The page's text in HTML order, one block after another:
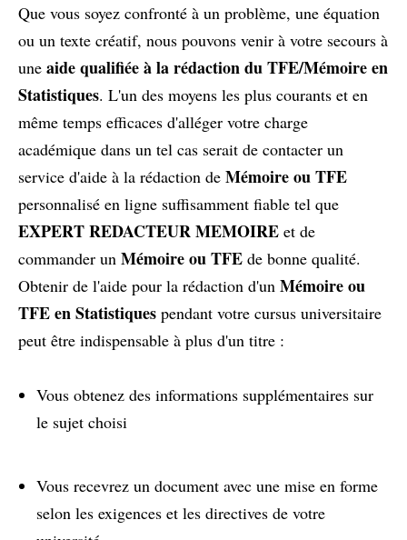
Que vous soyez confronté à un problème, une équation
ou un texte créatif, nous pouvons venir à votre secours à
une aide qualifiée à la rédaction du TFE/Mémoire en
Statistiques. L'un des moyens les plus courants et en
même temps efficaces d'alléger votre charge
académique dans un tel cas serait de contacter un
service d'aide à la rédaction de Mémoire ou TFE
personnalisé en ligne suffisamment fiable tel que
EXPERT REDACTEUR MEMOIRE et de
commander un Mémoire ou TFE de bonne qualité.
Obtenir de l'aide pour la rédaction d'un Mémoire ou
TFE en Statistiques pendant votre cursus universitaire
peut être indispensable à plus d'un titre :
Vous obtenez des informations supplémentaires sur
le sujet choisi
Vous recevrez un document avec une mise en forme
selon les exigences et les directives de votre